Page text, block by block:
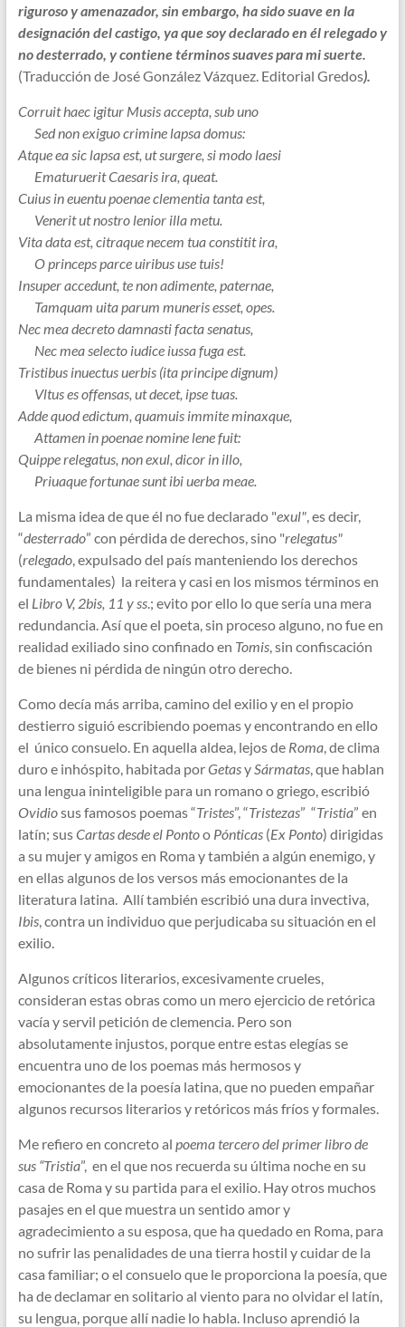
riguroso y amenazador, sin embargo, ha sido suave en la
designación del castigo, ya que soy declarado en él relegado y
no desterrado, y contiene términos suaves para mi suerte.
(Traducción de José González Vázquez. Editorial Gredos).
Corruit haec igitur Musis accepta, sub uno
Sed non exiguo crimine lapsa domus:
Atque ea sic lapsa est, ut surgere, si modo laesi
Ematuruerit Caesaris ira, queat.
Cuius in euentu poenae clementia tanta est,
Venerit ut nostro lenior illa metu.
Vita data est, citraque necem tua constitit ira,
O princeps parce uiribus use tuis!
Insuper accedunt, te non adimente, paternae,
Tamquam uita parum muneris esset, opes.
Nec mea decreto damnasti facta senatus,
Nec mea selecto iudice iussa fuga est.
Tristibus inuectus uerbis (ita principe dignum)
Vltus es offensas, ut decet, ipse tuas.
Adde quod edictum, quamuis immite minaxque,
Attamen in poenae nomine lene fuit:
Quippe relegatus, non exul, dicor in illo,
Priuaque fortunae sunt ibi uerba meae.
La misma idea de que él no fue declarado "exul", es decir,
“desterrado” con pérdida de derechos, sino "relegatus"
(relegado, expulsado del país manteniendo los derechos
fundamentales) la reitera y casi en los mismos términos en
el Libro V, 2bis, 11 y ss.; evito por ello lo que sería una mera
redundancia. Así que el poeta, sin proceso alguno, no fue en
realidad exiliado sino confinado en Tomis, sin confiscación
de bienes ni pérdida de ningún otro derecho.
Como decía más arriba, camino del exilio y en el propio
destierro siguió escribiendo poemas y encontrando en ello
el único consuelo. En aquella aldea, lejos de Roma, de clima
duro e inhóspito, habitada porGetasy Sármatas, que hablan
una lengua ininteligible para un romano o griego, escribió
Ovidiosus famosos poemas “Tristes”, “Tristezas” “Tristia” en
latín; susCartas desde el Pontoo Pónticas (Ex Ponto) dirigidas
a su mujer y amigos en Roma y también a algún enemigo, y
en ellas algunos de los versos más emocionantes de la
literatura latina. Allí también escribió una dura invectiva,
Ibis, contra un individuo que perjudicaba su situación en el
exilio.
Algunos críticos literarios, excesivamente crueles,
consideran estas obras como un mero ejercicio de retórica
vacía y servil petición de clemencia. Pero son
absolutamente injustos, porque entre estas elegías se
encuentra uno de los poemas más hermosos y
emocionantes de la poesía latina, que no pueden empañar
algunos recursos literarios y retóricos más fríos y formales.
Me refiero en concreto al poema tercero del primer libro de
sus “Tristia”, en el que nos recuerda su última noche en su
casa de Roma y su partida para el exilio. Hay otros muchos
pasajes en el que muestra un sentido amor y
agradecimiento a su esposa, que ha quedado en Roma, para
no sufrir las penalidades de una tierra hostil y cuidar de la
casa familiar; o el consuelo que le proporciona la poesía, que
ha de declamar en solitario al viento para no olvidar el latín,
su lengua, porque allí nadie lo habla. Incluso aprendió la